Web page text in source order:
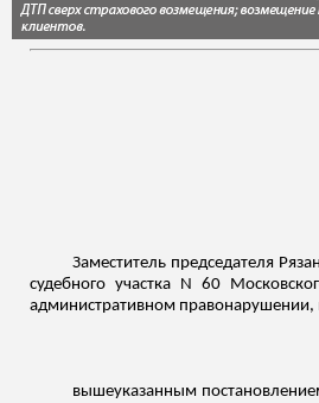
Заместитель председателя
судебного участка N 60
административном
вышеуказанным